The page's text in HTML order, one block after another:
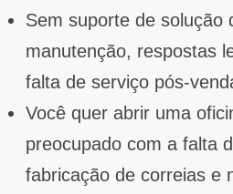
Sem suporte de solução
manutenção, respostas
falta de serviço pós-
Você quer abrir uma
preocupado com a falta
fabricação de correias e